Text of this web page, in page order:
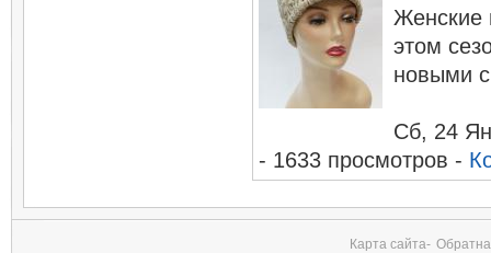
Женские
этом
новыми
Сб, 24
- 1633 просмотров -
Карта сайта-